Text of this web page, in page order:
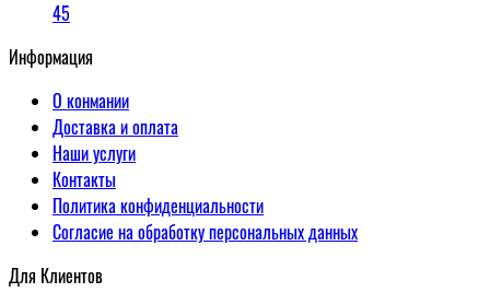
45
Информация
О конмании
Доставка и оплата
Наши услуги
Контакты
Политика конфиденциальности
Согласие на обработку персональных данных
Для Клиентов